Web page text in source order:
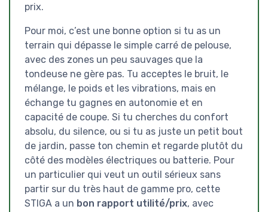
prix.
Pour moi, c’est une bonne option si tu as un
terrain qui dépasse le simple carré de pelouse,
avec des zones un peu sauvages que la
tondeuse ne gère pas. Tu acceptes le bruit, le
mélange, le poids et les vibrations, mais en
échange tu gagnes en autonomie et en
capacité de coupe. Si tu cherches du confort
absolu, du silence, ou si tu as juste un petit bout
de jardin, passe ton chemin et regarde plutôt du
côté des modèles électriques ou batterie. Pour
un particulier qui veut un outil sérieux sans
partir sur du très haut de gamme pro, cette
STIGA a un bon rapport utilité/prix, avec